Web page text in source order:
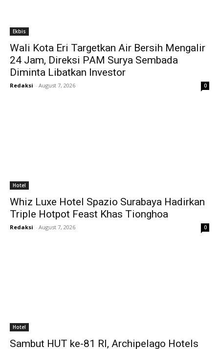
Ekbis
Wali Kota Eri Targetkan Air Bersih Mengalir
24 Jam, Direksi PAM Surya Sembada
Diminta Libatkan Investor
Redaksi - August 7, 2026 0
Hotel
Whiz Luxe Hotel Spazio Surabaya Hadirkan
Triple Hotpot Feast Khas Tionghoa
Redaksi - August 7, 2026 0
Hotel
Sambut HUT ke-81 RI, Archipelago Hotels